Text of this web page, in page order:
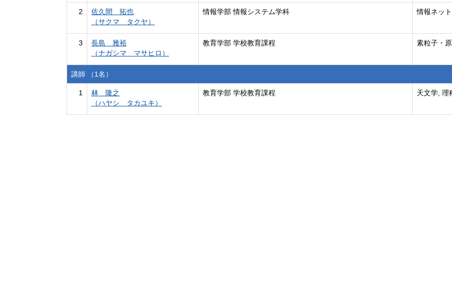
2
佐久間 拓也
（サクマ タクヤ）
情報学部 情報システム学科 情報ネッ
3
長島 雅裕
（ナガシマ マサヒロ）
教育学部 学校教育課程 素粒子・
講師 （1名）
1
林 隆之
（ハヤシ タカユキ）
教育学部 学校教育課程 天文学, 理